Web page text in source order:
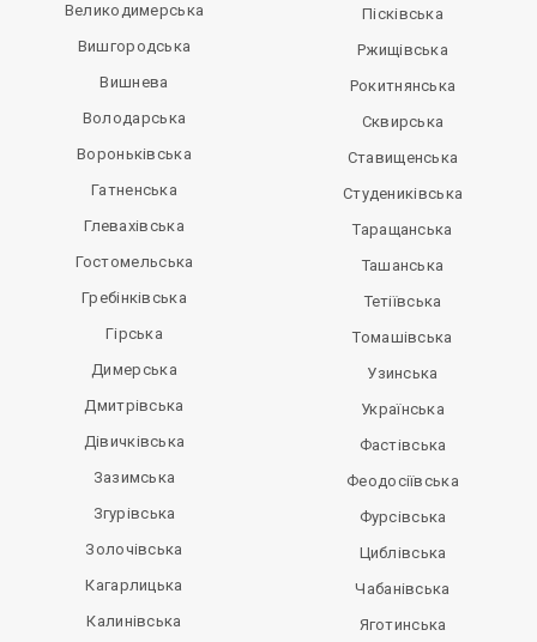
Великодимерська
Вишгородська
Вишнева
Володарська
Вороньківська
Гатненська
Глевахівська
Гостомельська
Гребінківська
Гірська
Димерська
Дмитрівська
Дівичківська
Зазимська
Згурівська
Золочівська
Кагарлицька
Калинівська
Пісківська
Ржищівська
Рокитнянська
Сквирська
Ставищенська
Студениківська
Таращанська
Ташанська
Тетіївська
Томашівська
Узинська
Українська
Фастівська
Феодосіївська
Фурсівська
Циблівська
Чабанівська
Яготинська